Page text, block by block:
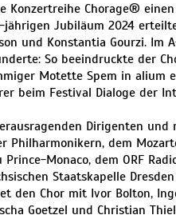
Konzertreihe Chorage®
Jubiläum 2024
und Konstantia Gourzi. Im
So beeindruckte der
Motette Spem in alium
beim Festival Dialoge der
Dirigenten und
Philharmonikern, dem
Monaco, dem ORF
Staatskapelle
den Chor mit Ivor Bolton,
Goetzel und Christian